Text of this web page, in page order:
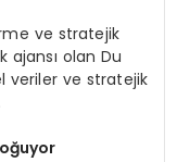
ve stratejik
ajansı olan Du
veriler ve stratejik